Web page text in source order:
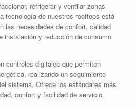
refrigerar y ventilar zonas
tecnología de nuestros rooftops está
las necesidades de confort, calidad
instalación y reducción de consumo
controles digitales que permiten
realizando un seguimiento
sistema. Ofrece los estándares más
confort y facilidad de servicio.